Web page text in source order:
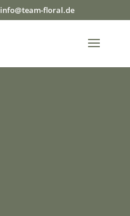
info@team-floral.de